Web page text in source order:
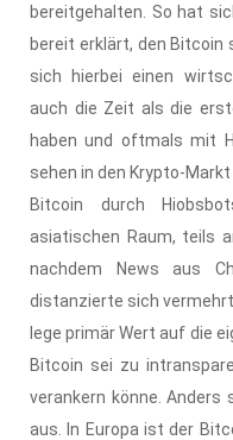
bereitgehalten. So hat
bereit erklärt, den
sich hierbei einen
auch die Zeit als die
haben und oftmals mit
sehen in den Krypto-
Bitcoin durch
asiatischen Raum, teils
nachdem News aus
distanzierte sich
lege primär Wert auf die
Bitcoin sei zu
verankern könne.
aus. In Europa ist der